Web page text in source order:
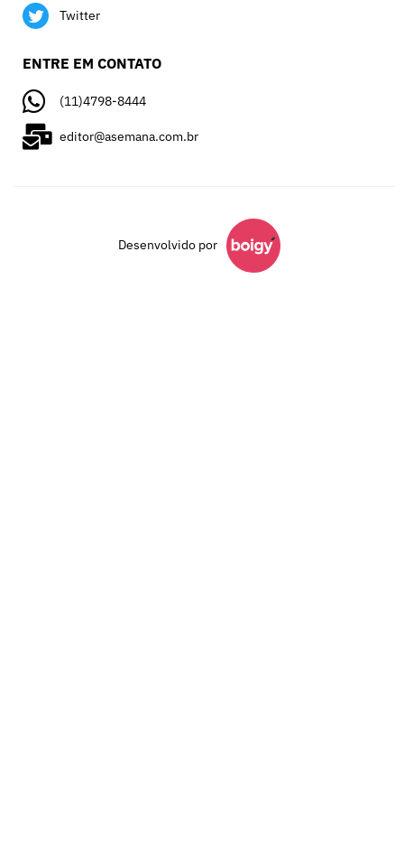
Twitter
ENTRE EM CONTATO
(11)4798-8444
editor@asemana.com.br
Desenvolvido por